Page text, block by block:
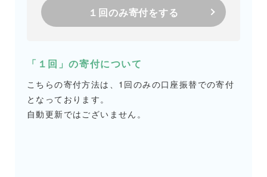
１回のみ寄付をする
「１回」の寄付について
こちらの寄付方法は、1回のみの口座振替での寄付
となっております。
自動更新ではございません。